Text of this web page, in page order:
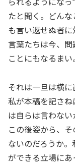
たと聞く。どん
も言い返せぬ者
言葉たちは今、
ことにもなるまい。
それは一旦は横に
私が本稿を記さ
は自らは言わない
この後姿から、
ないのだろうか
ができる立場に